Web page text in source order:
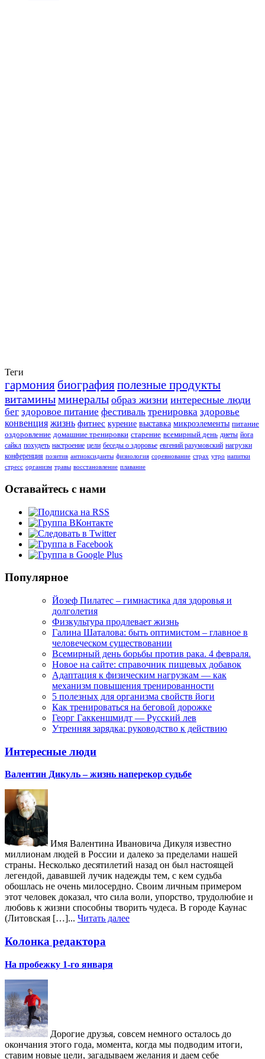
Теги
гармония биографияполезные продукты
витаминыминералы образ жизни интересные люди
бег здоровое питание фестиваль тренировка здоровье
конвенция жизнь фитнес курение выставка микроэлементы питание
оздоровление домашние тренировки старение всемирный день диеты йога
сайкл похудеть настроение цели беседы о здоровье евгений разумовский нагрузки
конференция позитив антиоксиданты физиология соревнование страх утро напитки
стресс организм травы восстановление плавание
Оставайтесь с нами
Популярное
Йозеф Пилатес – гимнастика для здоровья и
долголетия
Физкультура продлевает жизнь
Галина Шаталова: быть оптимистом – главное в
человеческом существовании
Всемирный день борьбы против рака. 4 февраля.
Новое на сайте: справочник пищевых добавок
Адаптация к физическим нагрузкам — как
механизм повышения тренированности
5 полезных для организма свойств йоги
Как тренироваться на беговой дорожке
Георг Гаккеншмидт — Русский лев
Утренняя зарядка: руководство к действию
Интересные люди
Валентин Дикуль – жизнь наперекор судьбе
Имя Валентина Ивановича Дикуля известно
миллионам людей в России и далеко за пределами нашей
страны. Несколько десятилетий назад он был настоящей
легендой, дававшей лучик надежды тем, с кем судьба
обошлась не очень милосердно. Своим личным примером
этот человек доказал, что сила воли, упорство, трудолюбие и
любовь к жизни способны творить чудеса. В городе Каунас
(Литовская […]... Читать далее
Колонка редактора
На пробежку 1-го января
Дорогие друзья, совсем немного осталось до
окончания этого года, момента, когда мы подводим итоги,
ставим новые цели, загадываем желания и даем себе